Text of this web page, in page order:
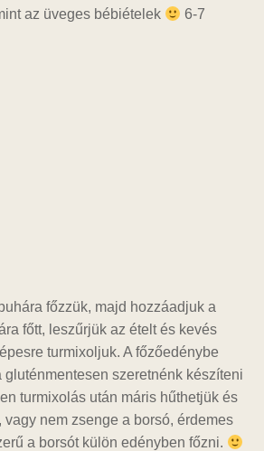
az üveges bébiételek
6-7
főzzük, majd hozzáadjuk a
főtt, leszűrjük az ételt és kevés
turmixoljuk. A főzőedénybe
szeretnénk készíteni
turmixolás után máris hűthetjük és
nem zsenge a borsó, érdemes
a borsót külön edényben főzni.